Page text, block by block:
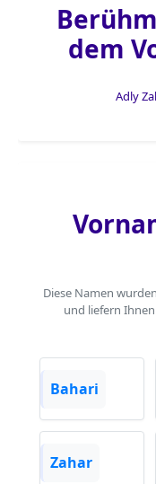
dem
Adly
Diese Namen
und liefern
Bahari
Zahar